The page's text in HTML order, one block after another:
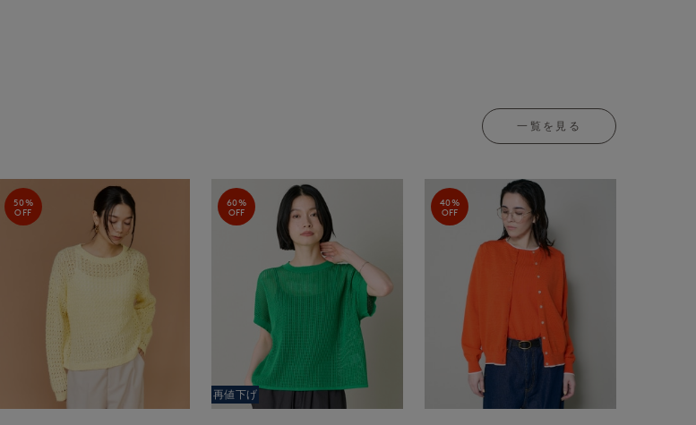
一覧を見る
50%
OFF
60%
OFF
再値下げ
40%
OFF